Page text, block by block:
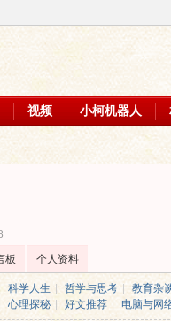
视频 小柯机器人
板 个人资料
科学人生 哲学与思考 教育杂
心理探秘 好文推荐 电脑与网